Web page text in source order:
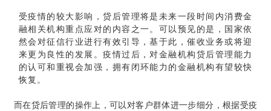
受疫情的较大影响，贷后管理将是未来一段时间内消费金
融相关机构重点应对的内容之一。可以预见的是，国家依
然会对征信行业进行有效引导，基于此，催收业务或将迎
来更为良性的发展。疫情过后，对金融机构贷后管理能力
的认可和重视会加强，拥有闭环能力的金融机构有望较快
恢复。
而在贷后管理的操作上，可以对客户群体进一步细分，根据受疫